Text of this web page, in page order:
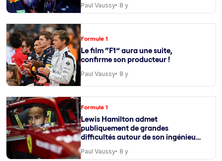
Paul Vaussy 8 y
Formule 1
Le film “F1” aura une suite,
confirme son producteur !
Paul Vaussy 8 y
Formule 1
Lewis Hamilton admet
publiquement de grandes
difficultés autour de son ingénieur
Paul Vaussy 8 y